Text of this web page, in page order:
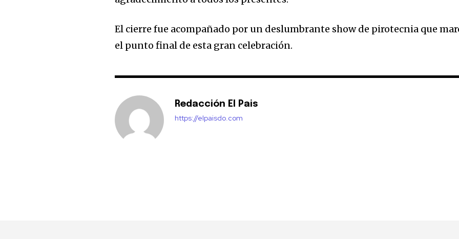
El cierre fue acompañado por un deslumbrante show de pirotecnia que
el punto final de esta gran celebración.
Redacción El Pais
https://elpaisdo.com